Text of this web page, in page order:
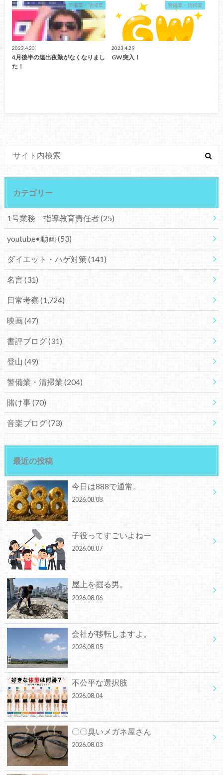
警備業・清掃業
2023.4.20
4月後半の遠出夜勤がなくなりまし
た！
警備業・清掃業
2023.4.29
GW突入！
カテゴリー
1号業務 指導教育責任者(25)
youtube•動画(53)
ダイエット・ハゲ対策(141)
名言(31)
日常考察 (1,724)
映画(47)
書評ブログ(31)
登山 (49)
警備業・清掃業 (204)
賭け事(70)
音楽ブログ(73)
最近の投稿
今日は888で通常。
2026.08.08
子役ってすごいよねー
2026.08.07
屋上を掘る男。
2026.08.06
会社が移転しますよ。
2026.08.05
不公平な選択肢
2026.08.04
〇〇臭いメガネ屋さん
2026.08.03